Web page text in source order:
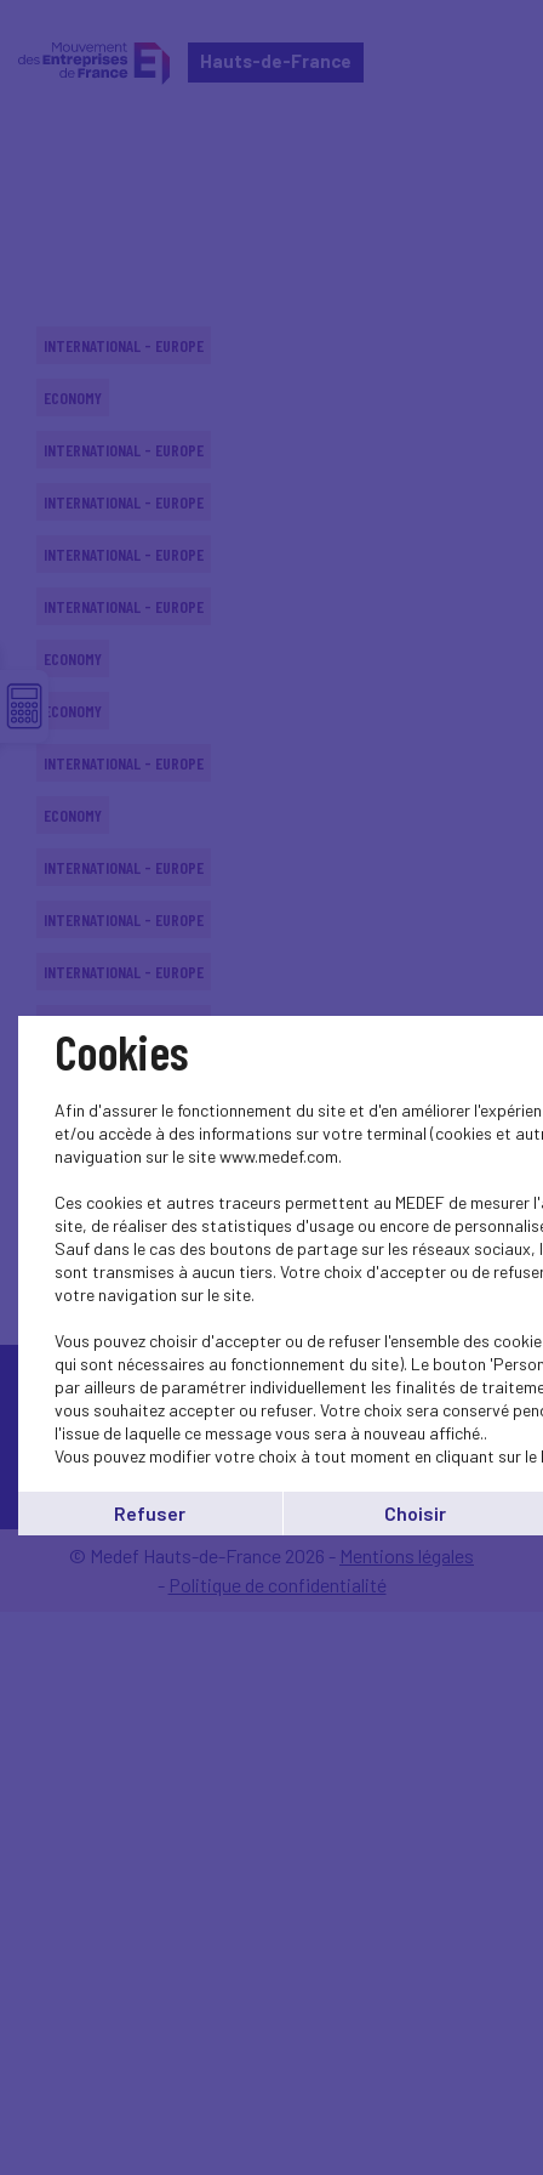
Hauts-de-France
INTERNATIONAL - EUROPE
ECONOMY
INTERNATIONAL - EUROPE
INTERNATIONAL - EUROPE
INTERNATIONAL - EUROPE
INTERNATIONAL - EUROPE
ECONOMY
ECONOMY
INTERNATIONAL - EUROPE
ECONOMY
INTERNATIONAL - EUROPE
INTERNATIONAL - EUROPE
INTERNATIONAL - EUROPE
INTERNATIONAL - EUROPE
1... 32 31 30 29 28 27 26 25 24
© Medef Hauts-de-France 2026 - Mentions légales
- Politique de confidentialité
Cookies
Afin d'assurer le fonctionnement du site et d'en améliorer
et/ou accède à des informations sur votre terminal (cookies et
naviguation sur le site www.medef.com.
Ces cookies et autres traceurs permettent au MEDEF de mesurer
site, de réaliser des statistiques d'usage ou encore de
Sauf dans le cas des boutons de partage sur les réseaux
sont transmises à aucun tiers. Votre choix d'accepter ou de
votre navigation sur le site.
Vous pouvez choisir d'accepter ou de refuser l'ensemble des
qui sont nécessaires au fonctionnement du site). Le bouton
par ailleurs de paramétrer individuellement les finalités de
vous souhaitez accepter ou refuser. Votre choix sera conservé
l'issue de laquelle ce message vous sera à nouveau affiché..
Vous pouvez modifier votre choix à tout moment en cliquant sur le
Refuser Choisir